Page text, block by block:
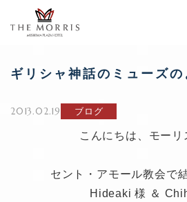
ギリシャ神話のミューズの
2013.02.19 ブログ
こんにちは、モーリ
セント・アモール教会で
Hideaki 様 ＆